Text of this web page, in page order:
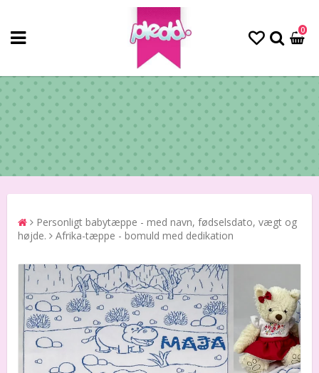
0
Personligt babytæppe - med navn, fødselsdato, vægt og
højde.
Afrika-tæppe - bomuld med dedikation